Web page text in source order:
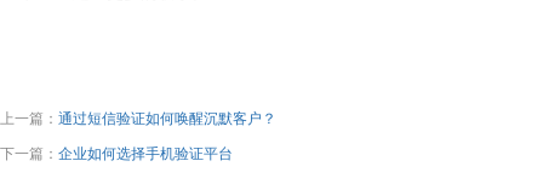
上一篇： 通过短信验证如何唤醒沉默客户？
下一篇： 企业如何选择手机验证平台